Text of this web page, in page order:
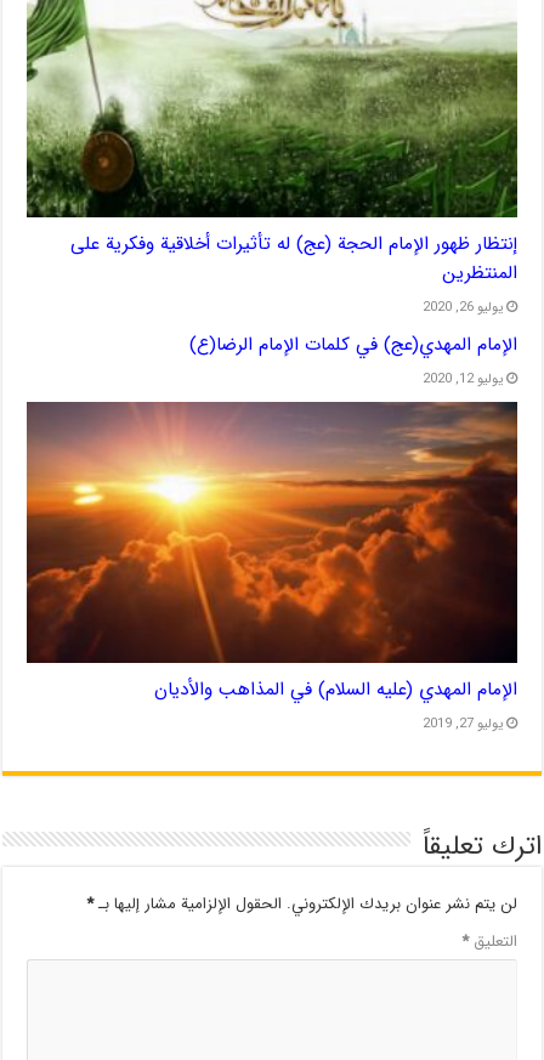
إنتظار ظهور الإمام الحجة (عج) له تأثیرات أخلاقیة وفکریة علی
المنتظرین
يوليو 26, 2020
الإمام المهدي(عج) في كلمات الإمام الرضا(ع)
يوليو 12, 2020
الإمام المهدي (عليه السلام) في المذاهب والأديان
يوليو 27, 2019
اترك تعليقاً
لن يتم نشر عنوان بريدك الإلكتروني. الحقول الإلزامية مشار إليها بـ*
التعليق*